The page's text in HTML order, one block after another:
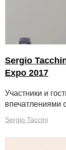
Sergio
Expo 2017
Участники и
впечатлениями
Sergio Taccini